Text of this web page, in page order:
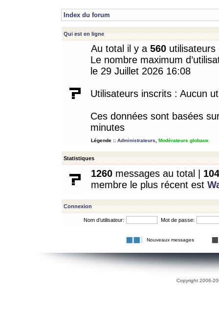
Index du forum
Qui est en ligne
Au total il y a 560
Le nombre maximum
le 29 Juillet 2026 16:08
Utilisateurs inscrits : Aucun
Ces données sont basées
minutes
Légende :: Administrateurs Modérateurs globaux
Statistiques
1260 messages au total | 104
membre le plus récent est
Connexion
Nom d’utilisateur: Mot de passe:
Nouveaux messages
Copyright 2006-